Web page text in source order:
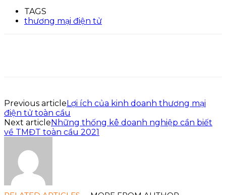
TAGS
thương mại điện tử
Previous articleLợi ích của kinh doanh thương mại
điện tử toàn cầu
Next articleNhững thống kê doanh nghiệp cần biết
về TMĐT toàn cầu 2021